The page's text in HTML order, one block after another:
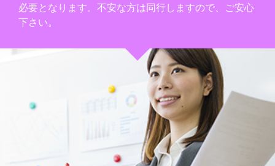
必要となります。不安な方は同行しますので、ご安心
下さい。